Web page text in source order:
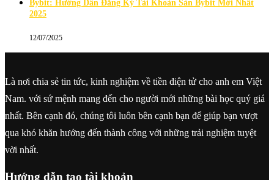
Bybit: Hướng Dẫn Đăng Ký Tài Khoản Sàn Bybit Mới Nhất
2025
12/07/2025
Là nơi chia sẻ tin tức, kinh nghiệm về tiền điện tử cho anh em Việt
Nam. với sứ mệnh mang đến cho người mới những bài học quý giá
nhất. Bên cạnh đó, chúng tôi luôn bên cạnh bạn để giúp bạn vượt
qua khó khăn hướng đến thành công với những trải nghiệm tuyệt
vời nhất.
Hướng dẫn tạo tài khoản